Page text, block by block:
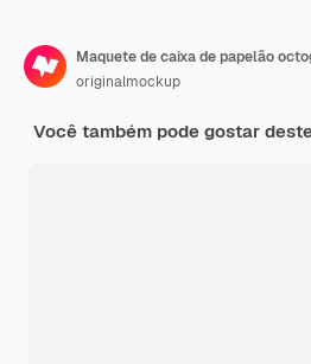
Maquete de caixa de papelão
originalmockup
Você também pode gostar